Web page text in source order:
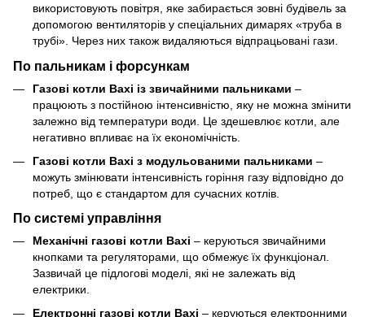
використовують повітря, яке забирається зовні будівель за
допомогою вентиляторів у спеціальних димарях «труба в
трубі». Через них також видаляються відпрацьовані гази.
По пальникам і форсункам
Газові котли Baxi із звичайними пальниками –
працюють з постійною інтенсивністю, яку не можна змінити
залежно від температури води. Це здешевлює котли, але
негативно впливає на їх економічність.
Газові котли Baxi з модульованими пальниками –
можуть змінювати інтенсивність горіння газу відповідно до
потреб, що є стандартом для сучасних котлів.
По системі управління
Механічні газові котли Baxi – керуються звичайними
кнопками та регуляторами, що обмежує їх функціонал.
Зазвичай це підлогові моделі, які не залежать від
електрики.
Електронні газові котли Baxi – керуються електронними